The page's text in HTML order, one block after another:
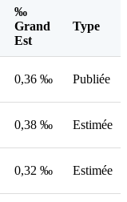
‰
Grand
Est
Type
0,36 ‰ Publiée
0,38 ‰ Estimée
0,32 ‰ Estimée